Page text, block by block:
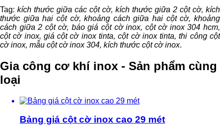
Tag: kích thước giữa các cột cờ, kích thước giữa 2 cột cờ, kích
thước giữa hai cột cờ, khoảng cách giữa hai cột cờ, khoảng
cách giữa 2 cột cờ, báo giá cột cờ inox, cột cờ inox 304 hcm,
cột cờ inox, giá cột cờ inox tinta, cột cờ inox tinta, thi công cột
cờ inox, mẫu cột cờ inox 304, kích thước cột cờ inox.
Gia công cơ khí inox - Sản phẩm cùng
loại
Bảng giá cột cờ inox cao 29 mét